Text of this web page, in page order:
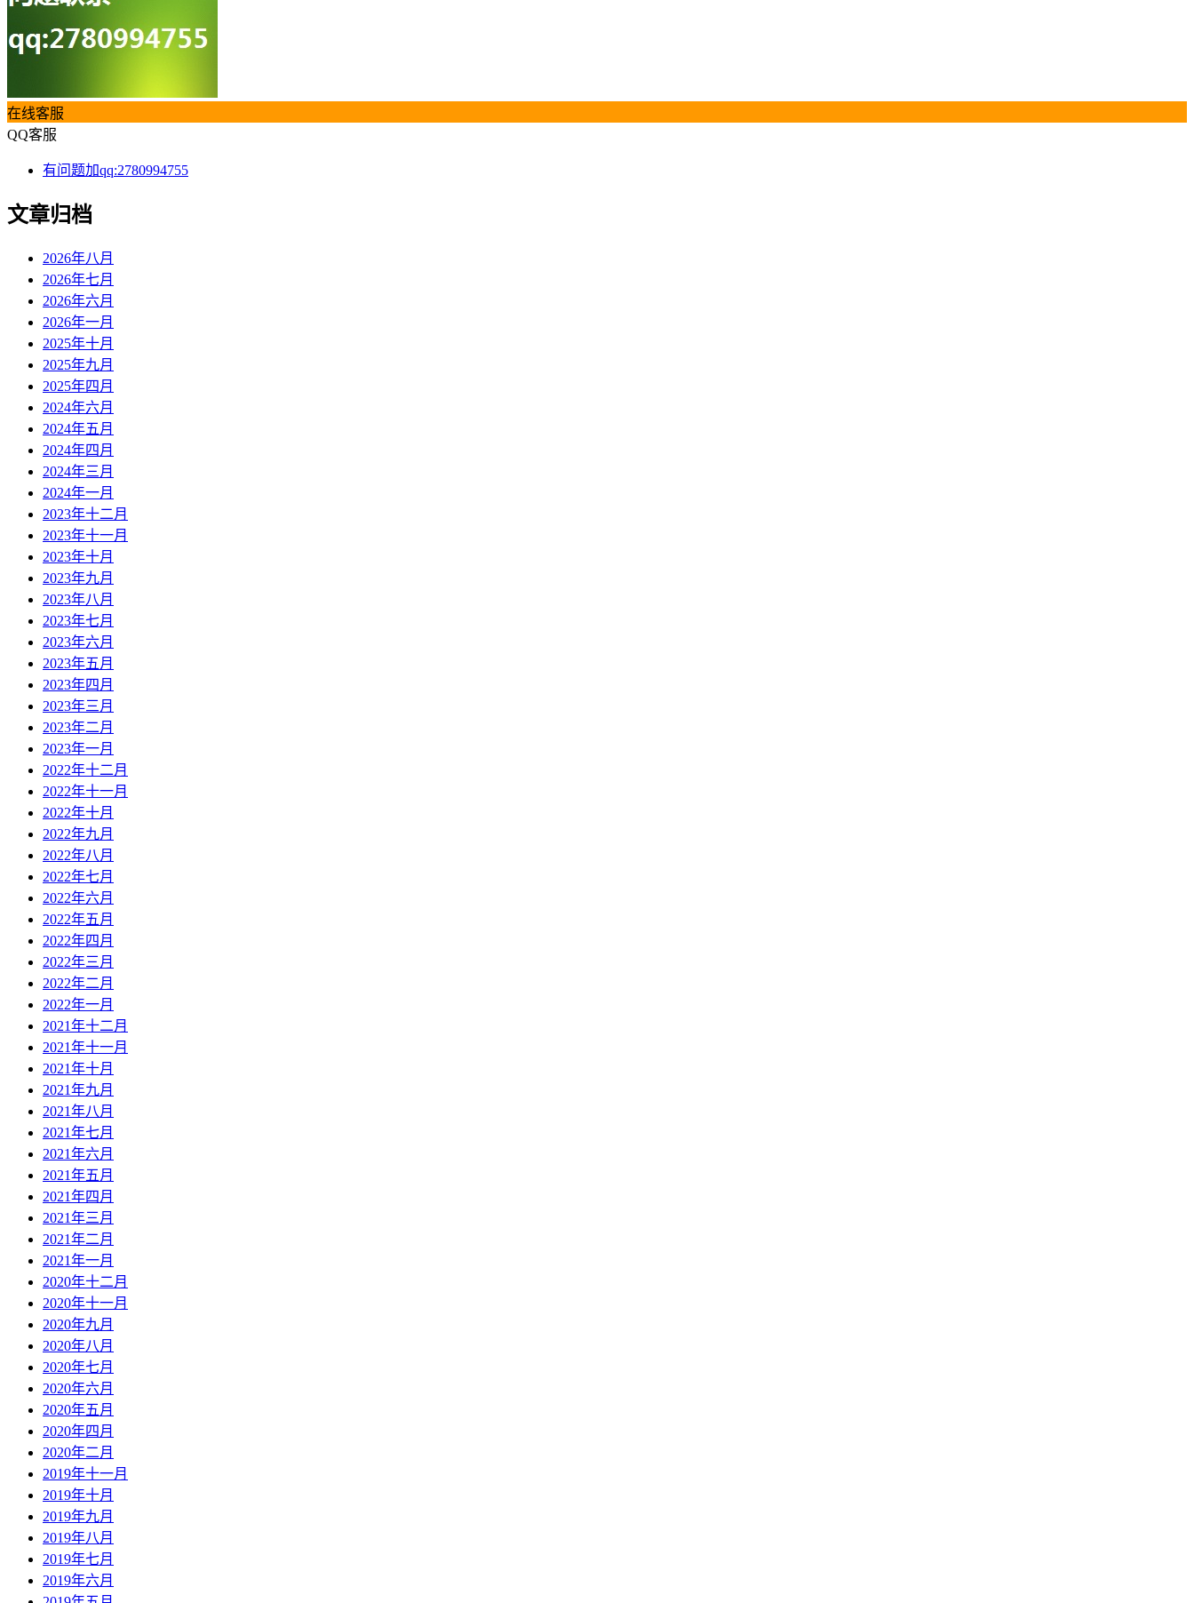
在线客服
QQ客服
有问题加qq:2780994755
文章归档
2026年八月
2026年七月
2026年六月
2026年一月
2025年十月
2025年九月
2025年四月
2024年六月
2024年五月
2024年四月
2024年三月
2024年一月
2023年十二月
2023年十一月
2023年十月
2023年九月
2023年八月
2023年七月
2023年六月
2023年五月
2023年四月
2023年三月
2023年二月
2023年一月
2022年十二月
2022年十一月
2022年十月
2022年九月
2022年八月
2022年七月
2022年六月
2022年五月
2022年四月
2022年三月
2022年二月
2022年一月
2021年十二月
2021年十一月
2021年十月
2021年九月
2021年八月
2021年七月
2021年六月
2021年五月
2021年四月
2021年三月
2021年二月
2021年一月
2020年十二月
2020年十一月
2020年九月
2020年八月
2020年七月
2020年六月
2020年五月
2020年四月
2020年二月
2019年十一月
2019年十月
2019年九月
2019年八月
2019年七月
2019年六月